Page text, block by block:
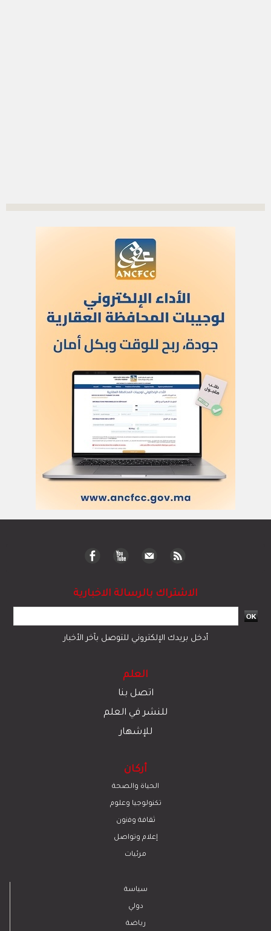
الاشتراك بالرسالة الاخبارية
أدخل بريدك الإلكتروني للتوصل بآخر الأخبار
العلم
اتصل بنا
للنشر في العلم
للإشهار
أركان
الحياة والصحة
تكنولوجيا وعلوم
ﺛﻘﺎﻓﺔ وﻓﻧون
إعلام وتواصل
مرئيات
سياسة
دولي
رياضة